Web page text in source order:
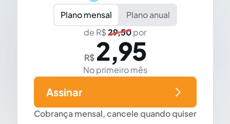
Plano mensal
Plano anual
de R$29,50por
R$ 2,95
No primeiro mês
Cobrança mensal, cancele quando quiser
Assinar